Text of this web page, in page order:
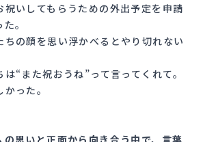
祝いしてもらうための外出予定を申請
。
ちの顔を思い浮かべるとやり切れない
“また祝おうね”って言ってくれて。
った。
の思いと正面から向き合う中で、言葉